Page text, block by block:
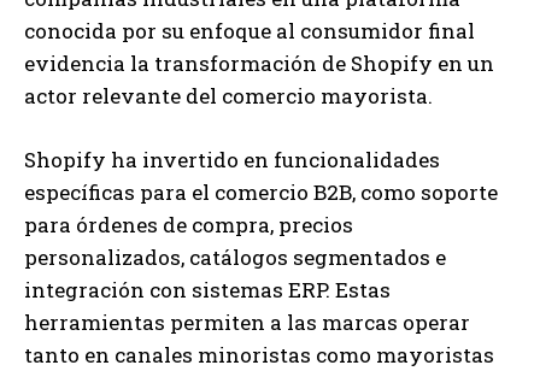
conocida por su enfoque al consumidor final
evidencia la transformación de Shopify en un
actor relevante del comercio mayorista.
Shopify ha invertido en funcionalidades
específicas para el comercio B2B, como soporte
para órdenes de compra, precios
personalizados, catálogos segmentados e
integración con sistemas ERP. Estas
herramientas permiten a las marcas operar
tanto en canales minoristas como mayoristas